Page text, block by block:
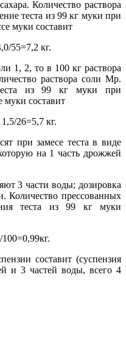
Количество раствора
теста из 99 кг муки при
муки составит
55=7,2 кг.
1, 2, то в 100 кг раствора
раствора соли Мр.
из 99 кг муки при
муки составит
26=5,7 кг.
при замесе теста в виде
на 1 часть дрожжей
3 части воды; дозировка
Количество прессованных
теста из 99 кг муки
составит (суспензия
и 3 частей воды, всего 4